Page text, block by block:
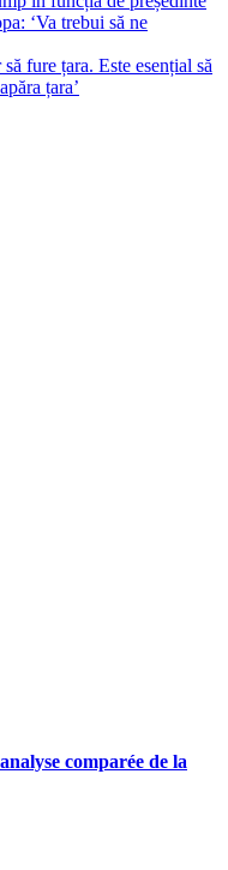
‘Va trebui să ne
fure țara. Este esențial să
țara’
comparée de la